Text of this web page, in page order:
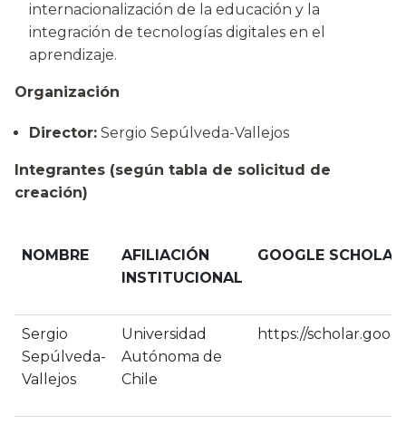
internacionalización de la educación y la
integración de tecnologías digitales en el
aprendizaje.
Organización
Director: Sergio Sepúlveda-Vallejos
Integrantes (según tabla de solicitud de
creación)
NOMBRE
AFILIACIÓN
INSTITUCIONAL
GOOGLE
Sergio
Sepúlveda-
Vallejos
Universidad
Autónoma de
Chile
https://